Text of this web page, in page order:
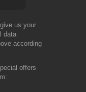
us your
data
according
offers